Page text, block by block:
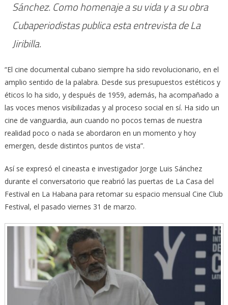
Sánchez. Como homenaje a su vida y a su obra
Cubaperiodistas publica esta entrevista deLa
Jiribilla.
“El cine documental cubano siempre ha sido revolucionario, en el
amplio sentido de la palabra. Desde sus presupuestos estéticos y
éticos lo ha sido, y después de 1959, además, ha acompañado a
las voces menos visibilizadas y al proceso social en sí. Ha sido un
cine de vanguardia, aun cuando no pocos temas de nuestra
realidad poco o nada se abordaron en un momento y hoy
emergen, desde distintos puntos de vista”.
Así se expresó el cineasta e investigador Jorge Luis Sánchez
durante el conversatorio que reabrió las puertas de La Casa del
Festival en La Habana para retomar su espacio mensual Cine Club
Festival, el pasado viernes 31 de marzo.